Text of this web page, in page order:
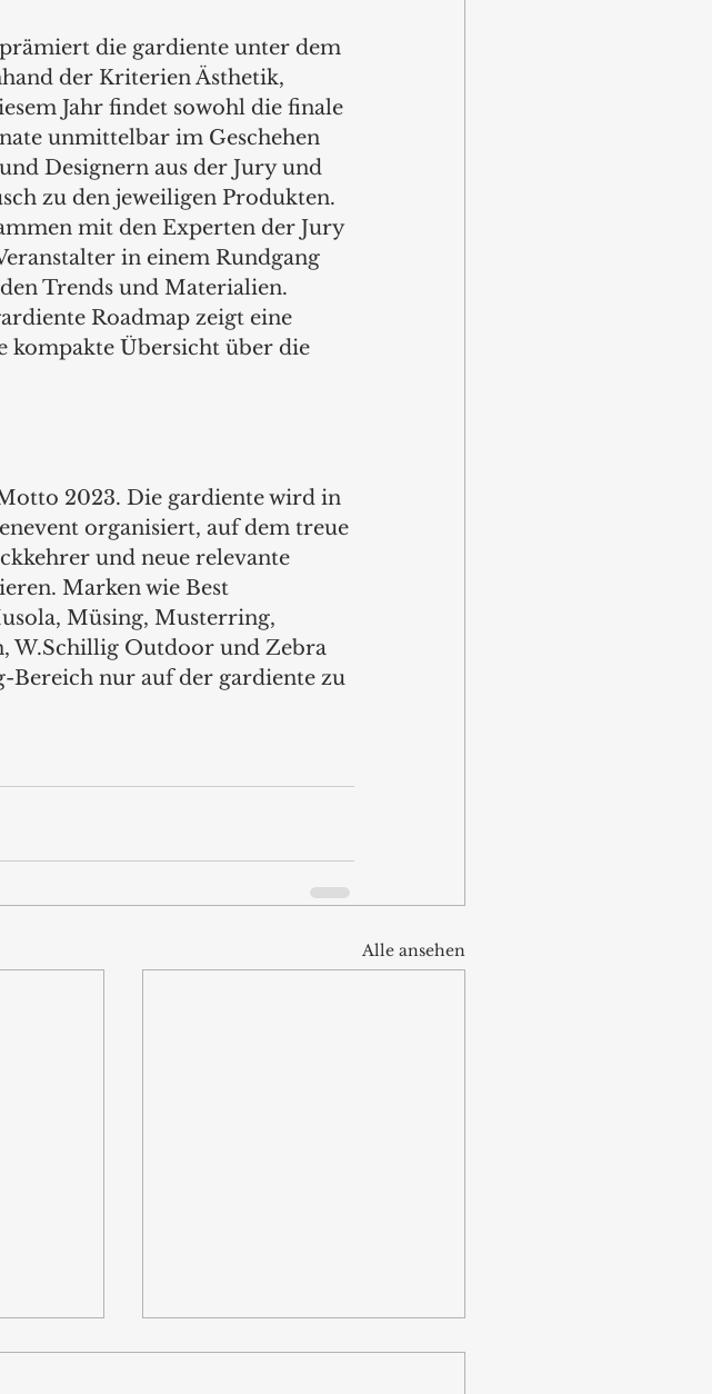
die gardiente unter dem
der Kriterien Ästhetik,
Jahr findet sowohl die finale
unmittelbar im Geschehen
Designern aus der Jury und
zu den jeweiligen Produkten.
mit den Experten der Jury
in einem Rundgang
Trends und Materialien.
Roadmap zeigt eine
kompakte Übersicht über die
2023. Die gardiente wird in
organisiert, auf dem treue
und neue relevante
Marken wie Best
Müsing, Musterring,
W.Schillig Outdoor und Zebra
nur auf der gardiente zu
Alle ansehen